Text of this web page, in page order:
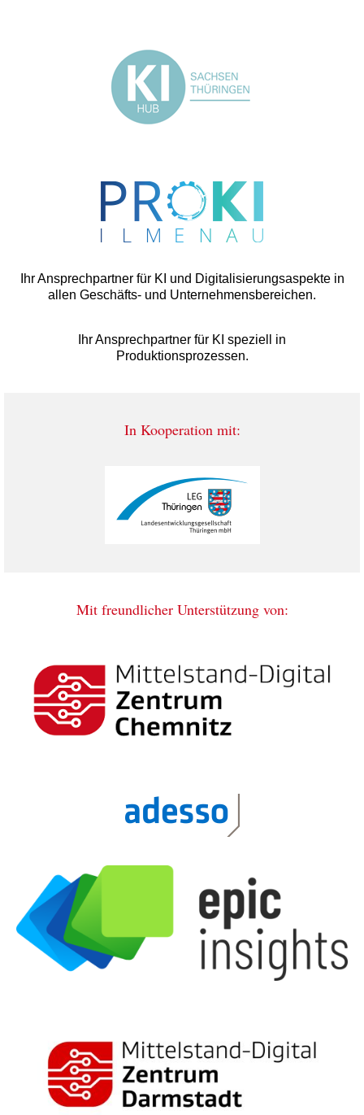
Ihr Ansprechpartner für KI und Digitalisierungsaspekte in
allen Geschäfts- und Unternehmensbereichen.
Ihr Ansprechpartner für KI speziell in
Produktionsprozessen.
In Kooperation mit:
Mit freundlicher Unterstützung von: